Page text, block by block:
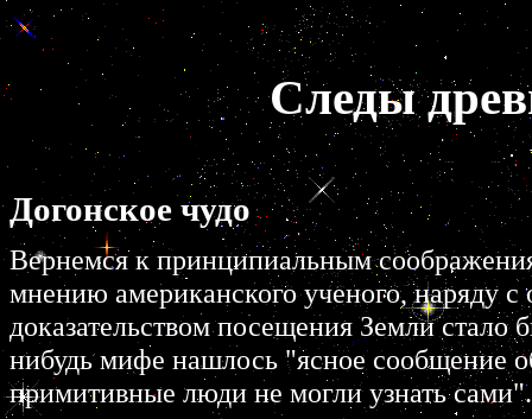
Следы
Догонское чудо
Вернемся к принципиальным
мнению американского ученого, наряду
доказательством посещения Земли
нибудь мифе нашлось "ясное сообщение
примитивные люди не могли узнать сами".